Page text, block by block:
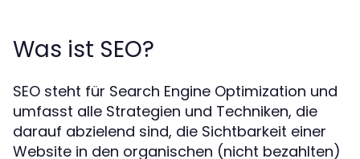
Was ist SEO?
SEO steht für Search Engine Optimization und
umfasst alle Strategien und Techniken, die
darauf abzielend sind, die Sichtbarkeit einer
Website in den organischen (nicht bezahlten)